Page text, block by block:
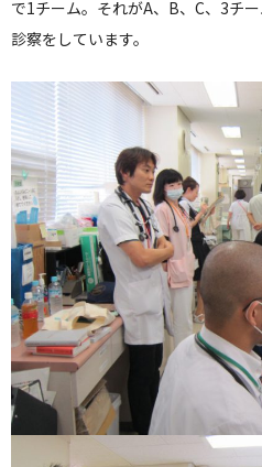
で1チーム。それがA、B、C、3チ
診察をしています。